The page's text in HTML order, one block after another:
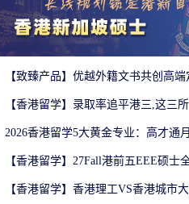
【致臻产品】优越外籍文书共创高端
【香港留学】录取率追平港三,这三
2026香港留学5大黄金专业：高才通
【香港留学】27Fall港前五EEE硕士
【香港留学】香港理工VS香港城市